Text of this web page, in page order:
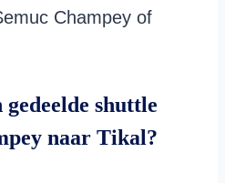
Champey of
gedeelde shuttle
naar Tikal?